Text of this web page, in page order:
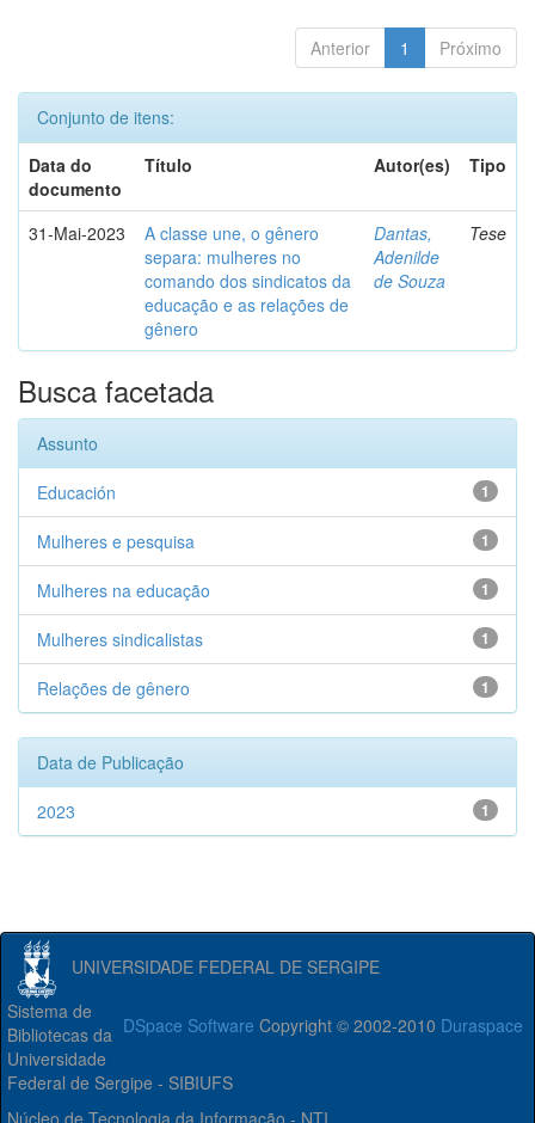
Anterior 1 Próximo
Conjunto de itens:
Data do
documento
Título Autor(es) Tipo
31-Mai-2023
A classe une, o gênero
separa: mulheres no
comando dos sindicatos da
educação e as relações de
gênero
Dantas,
Adenilde
de Souza
Tese
Busca facetada
Assunto
1
Educación
1
Mulheres e pesquisa
1
Mulheres na educação
1
Mulheres sindicalistas
1
Relações de gênero
Data de Publicação
1
2023
UNIVERSIDADE FEDERAL DE SERGIPE
DSpace Software Copyright © 2002-2010 Duraspace
Sistema de
Bibliotecas da
Universidade
Federal de Sergipe - SIBIUFS
Núcleo de Tecnologia da Informação - NTI